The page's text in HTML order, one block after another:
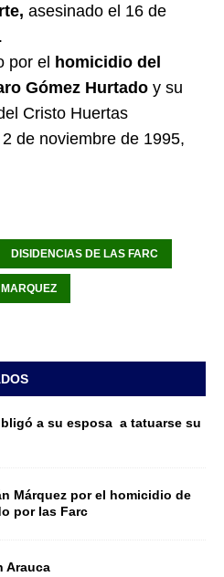
asesinado el 16 de
por el homicidio del
Gómez Hurtado y su
Cristo Huertas
de noviembre de 1995,
DISIDENCIAS DE LAS FARC
MARQUEZ
a su esposa a tatuarse su
Márquez por el homicidio de
por las Farc
Arauca